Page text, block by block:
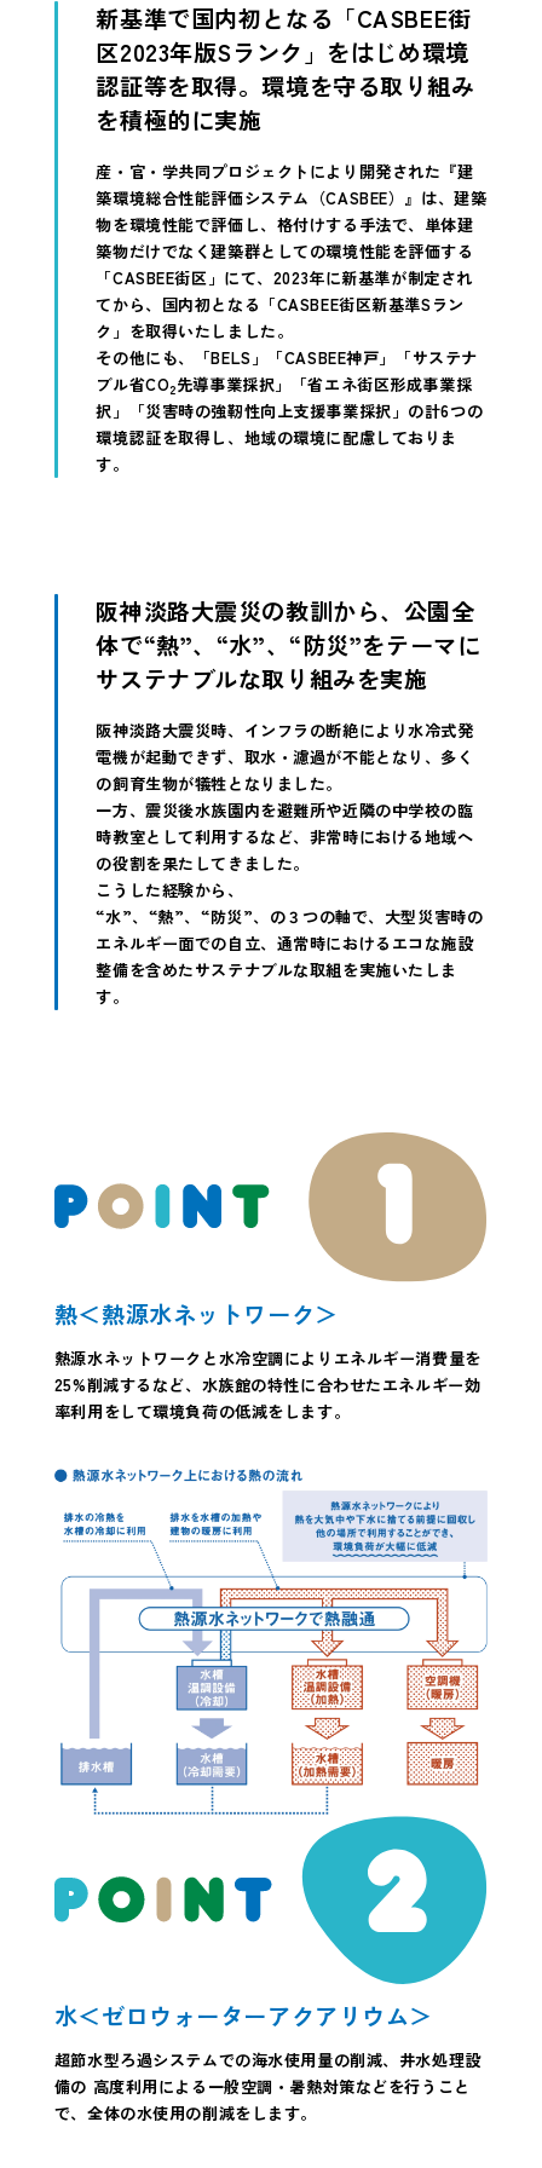
新基準で国内初となる「CASBEE街
区2023年版Sランク」をはじめ環境
認証等を取得。環境を守る取り組み
を積極的に実施
産・官・学共同プロジェクトにより開発された『建
築環境総合性能評価システム（CASBEE）』は、建築
物を環境性能で評価し、格付けする手法で、単体建
築物だけでなく建築群としての環境性能を評価する
「CASBEE街区」にて、2023年に新基準が制定され
てから、国内初となる「CASBEE街区新基準Sラン
ク」を取得いたしました。
その他にも、「BELS」「CASBEE神戸」「サステナ
ブル省CO2先導事業採択」「省エネ街区形成事業採
択」「災害時の強靭性向上支援事業採択」の計6つの
環境認証を取得し、地域の環境に配慮しておりま
す。
阪神淡路大震災の教訓から、公園全
体で“熱”、“水”、“防災”をテーマに
サステナブルな取り組みを実施
阪神淡路大震災時、インフラの断絶により水冷式発
電機が起動できず、取水・濾過が不能となり、多く
の飼育生物が犠牲となりました。
一方、震災後水族園内を避難所や近隣の中学校の臨
時教室として利用するなど、非常時における地域へ
の役割を果たしてきました。
こうした経験から、
“水”、“熱”、“防災”、の３つの軸で、大型災害時の
エネルギー面での自立、通常時におけるエコな施設
整備を含めたサステナブルな取組を実施いたしま
す。
熱＜熱源水ネットワーク＞
熱源水ネットワークと水冷空調によりエネルギー消費量を
25%削減するなど、水族館の特性に合わせたエネルギー効
率利用をして環境負荷の低減をします。
水＜ゼロウォーターアクアリウム＞
超節水型ろ過システムでの海水使用量の削減、井水処理設
備の 高度利用による一般空調・暑熱対策などを行うこと
で、全体の水使用の削減をします。